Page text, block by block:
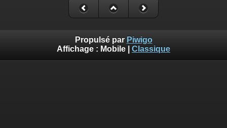
Propulsé par Piwigo
Affichage : Mobile Classique